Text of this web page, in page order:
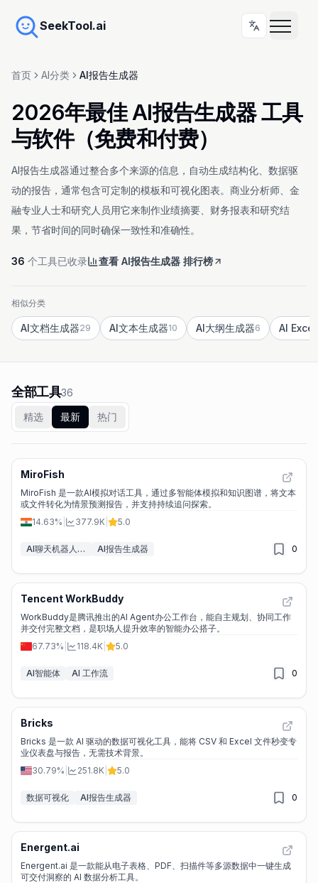
SeekTool.ai
首页 AI分类 AI报告生成器
2026年最佳 AI报告生成器 工具
与软件（免费和付费）
AI报告生成器通过整合多个来源的信息，自动生成结构化、数据驱
动的报告，通常包含可定制的模板和可视化图表。商业分析师、金
融专业人士和研究人员用它来制作业绩摘要、财务报表和研究结
果，节省时间的同时确保一致性和准确性。
36 个工具已收录 查看 AI报告生成器 排行榜
相似分类
AI文档生成器29 AI文本生成器10 AI大纲生成器6 AI
全部工具36
精选
最新 热门
MiroFish
MiroFish 是一款AI模拟对话工具，通过多智能体模拟和知识图谱，将文本
或文件转化为情景预测报告，并支持持续追问探索。
14.63%
377.9K 5.0
AI聊天机器人&LLM AI报告生成器 0
Tencent WorkBuddy
WorkBuddy是腾讯推出的AI Agent办公工作台，能自主规划、协同工作
并交付完整文档，是职场人提升效率的智能办公搭子。
67.73%
118.4K 5.0
AI智能体 AI 工作流 0
Bricks
Bricks 是一款 AI 驱动的数据可视化工具，能将 CSV 和 Excel 文件秒变专
业仪表盘与报告，无需技术背景。
30.79%
251.8K 5.0
数据可视化 AI报告生成器 0
Energent.ai
Energent.ai 是一款能从电子表格、PDF、扫描件等多源数据中一键生成
可交付洞察的 AI 数据分析工具。